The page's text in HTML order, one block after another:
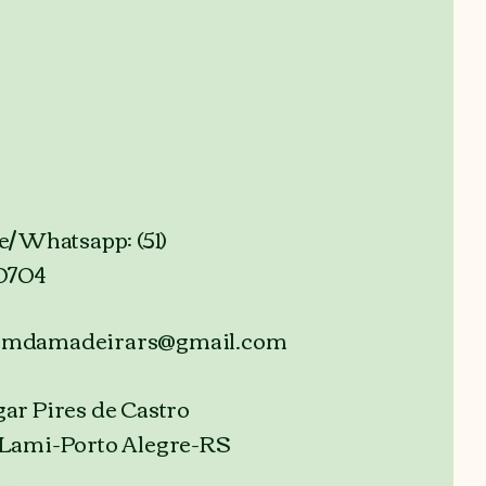
Whatsapp: (51)
Pires de Castro
Porto Alegre-RS